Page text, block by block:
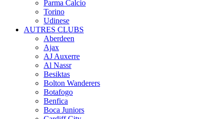
Parma Calcio
Torino
Udinese
AUTRES CLUBS
Aberdeen
Ajax
AJ Auxerre
Al Nassr
Besiktas
Bolton Wanderers
Botafogo
Benfica
Boca Juniors